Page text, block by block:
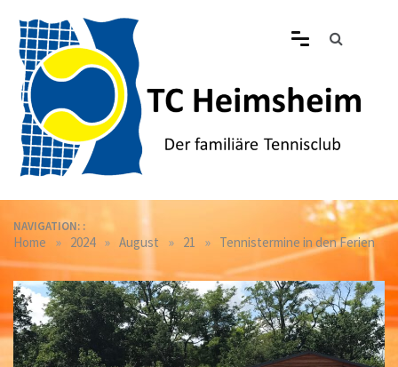
content
Tennisclub Heimsheim
NAVIGATION: :
Home » 2024 » August » 21 » Tennistermine in den Ferien